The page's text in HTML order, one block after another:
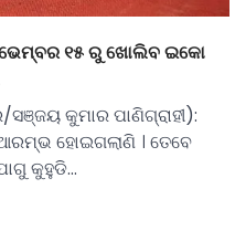
୧୫ ରୁ ଖୋଲିବ ଇକୋ
କୁମାର ପାଣିଗ୍ରାହୀ):
ହୋଇଗଲାଣି । ତେବେ
କୁହୁଡି…